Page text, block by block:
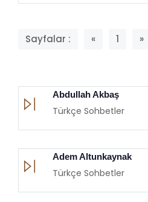
Sayfalar : « 1 »
Abdullah Akbaş
Türkçe Sohbetler
Adem Altunkaynak
Türkçe Sohbetler